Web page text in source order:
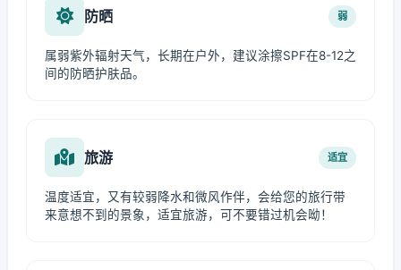
防晒 弱
属弱紫外辐射天气，长期在户外，建议涂擦SPF在8-12之
间的防晒护肤品。
旅游 适宜
温度适宜，又有较弱降水和微风作伴，会给您的旅行带
来意想不到的景象，适宜旅游，可不要错过机会呦！